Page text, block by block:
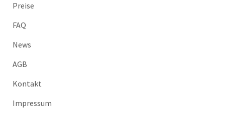
Preise
FAQ
News
AGB
Kontakt
Impressum